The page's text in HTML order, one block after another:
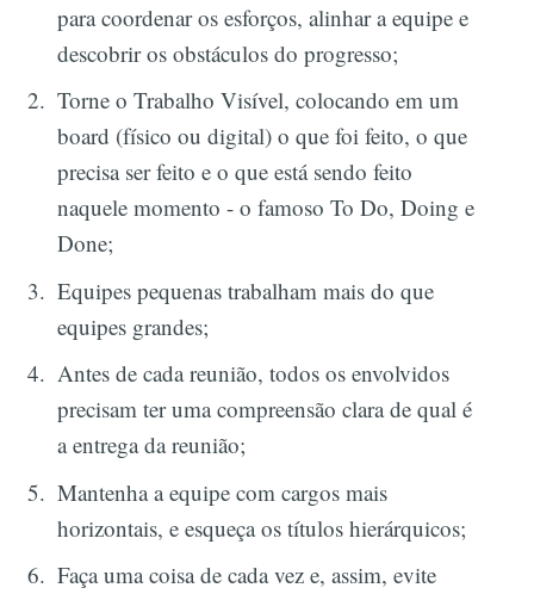
para coordenar os esforços, alinhar a equipe e
descobrir os obstáculos do progresso;
Torne o Trabalho Visível, colocando em um
board (físico ou digital) o que foi feito, o que
precisa ser feito e o que está sendo feito
naquele momento - o famoso To Do, Doing e
Done;
Equipes pequenas trabalham mais do que
equipes grandes;
Antes de cada reunião, todos os envolvidos
precisam ter uma compreensão clara de qual é
a entrega da reunião;
Mantenha a equipe com cargos mais
horizontais, e esqueça os títulos hierárquicos;
Faça uma coisa de cada vez e, assim, evite